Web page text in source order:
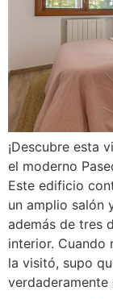
¡Descubre esta
el moderno
Este edificio
un amplio salón
además de tres
interior. Cuando
la visitó, supo